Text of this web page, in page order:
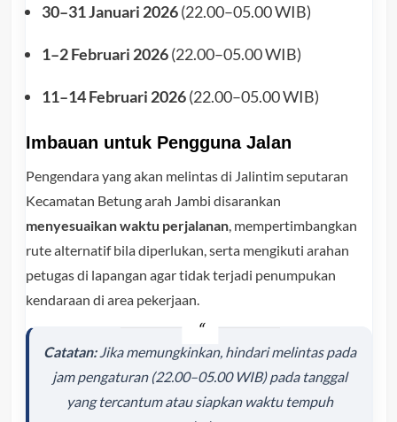
30–31 Januari 2026(22.00–05.00 WIB)
1–2 Februari 2026(22.00–05.00 WIB)
11–14 Februari 2026(22.00–05.00 WIB)
Imbauan untuk Pengguna Jalan
Pengendara yang akan melintas di Jalintim seputaran
Kecamatan Betung arah Jambi disarankan
menyesuaikan waktu perjalanan, mempertimbangkan
rute alternatif bila diperlukan, serta mengikuti arahan
petugas di lapangan agar tidak terjadi penumpukan
kendaraan di area pekerjaan.
Catatan:Jika memungkinkan, hindari melintas pada
jam pengaturan (22.00–05.00 WIB) pada tanggal
yang tercantum atau siapkan waktu tempuh